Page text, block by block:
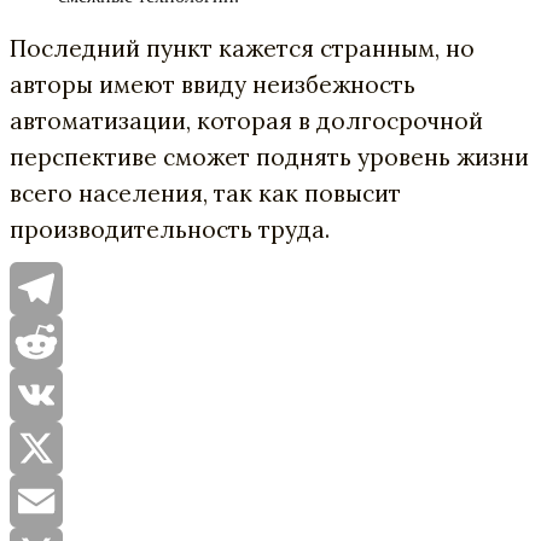
Последний пункт кажется странным, но
авторы имеют ввиду неизбежность
автоматизации, которая в долгосрочной
перспективе сможет поднять уровень жизни
всего населения, так как повысит
производительность труда.
Telegram
Reddit
VK
X